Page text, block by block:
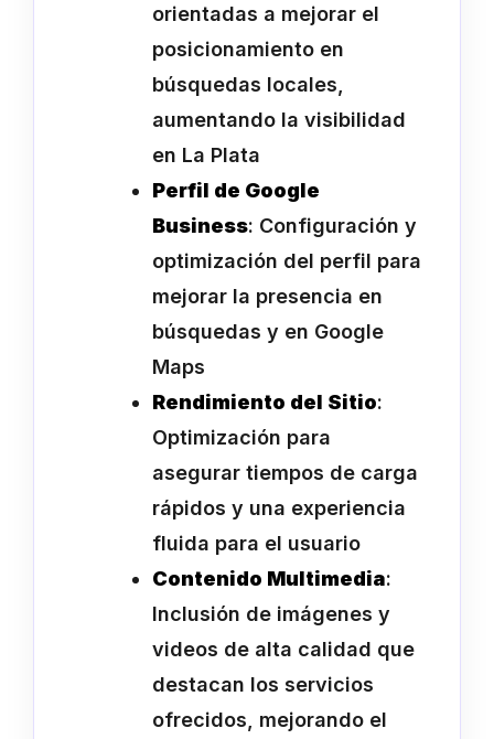
orientadas a mejorar el
posicionamiento en
búsquedas locales,
aumentando la visibilidad
en La Plata
Perfil de Google
Business: Configuración y
optimización del perfil para
mejorar la presencia en
búsquedas y en Google
Maps
Rendimiento del Sitio:
Optimización para
asegurar tiempos de carga
rápidos y una experiencia
fluida para el usuario
Contenido Multimedia:
Inclusión de imágenes y
videos de alta calidad que
destacan los servicios
ofrecidos, mejorando el